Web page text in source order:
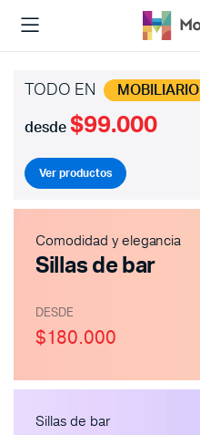
TODO EN MOBILIARIO
desde $99.000
Ver productos
Comodidad y elegancia
Sillas de bar
DESDE
$180.000
Sillas de bar